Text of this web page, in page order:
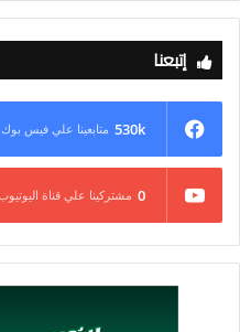
إتبعنا
530k متابعينا علي فيس بوك
0 مشتركينا علي قناة